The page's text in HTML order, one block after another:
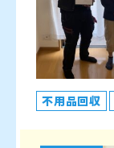
不用品回収